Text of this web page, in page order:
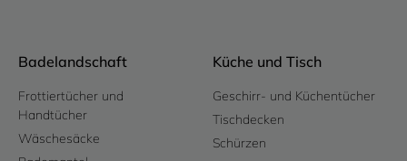
Badelandschaft
Frottiertücher und
Handtücher
Wäschesäcke
Küche und Tisch
Geschirr- und Küchentücher
Tischdecken
Schürzen